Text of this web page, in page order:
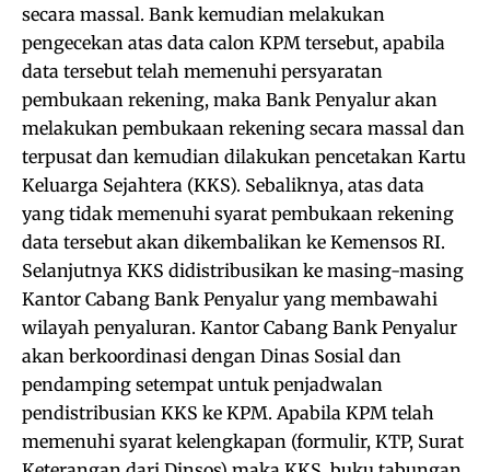
secara massal. Bank kemudian melakukan
pengecekan atas data calon KPM tersebut, apabila
data tersebut telah memenuhi persyaratan
pembukaan rekening, maka Bank Penyalur akan
melakukan pembukaan rekening secara massal dan
terpusat dan kemudian dilakukan pencetakan Kartu
Keluarga Sejahtera (KKS). Sebaliknya, atas data
yang tidak memenuhi syarat pembukaan rekening
data tersebut akan dikembalikan ke Kemensos RI.
Selanjutnya KKS didistribusikan ke masing-masing
Kantor Cabang Bank Penyalur yang membawahi
wilayah penyaluran. Kantor Cabang Bank Penyalur
akan berkoordinasi dengan Dinas Sosial dan
pendamping setempat untuk penjadwalan
pendistribusian KKS ke KPM. Apabila KPM telah
memenuhi syarat kelengkapan (formulir, KTP, Surat